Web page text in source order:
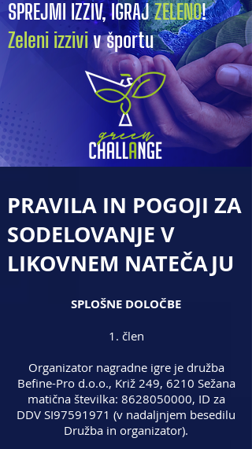
SPREJMI IZZIV, IGRAJZELENO!
Zeleni izziviv športu
PRAVILA IN POGOJI ZA
SODELOVANJE V
LIKOVNEM NATEČAJU
SPLOŠNE DOLOČBE
1. člen
Organizator nagradne igre je družba
Befine-Pro d.o.o., Križ 249, 6210 Sežana
matična številka: 8628050000, ID za
DDV SI97591971 (v nadaljnjem besedilu
Družba in organizator).